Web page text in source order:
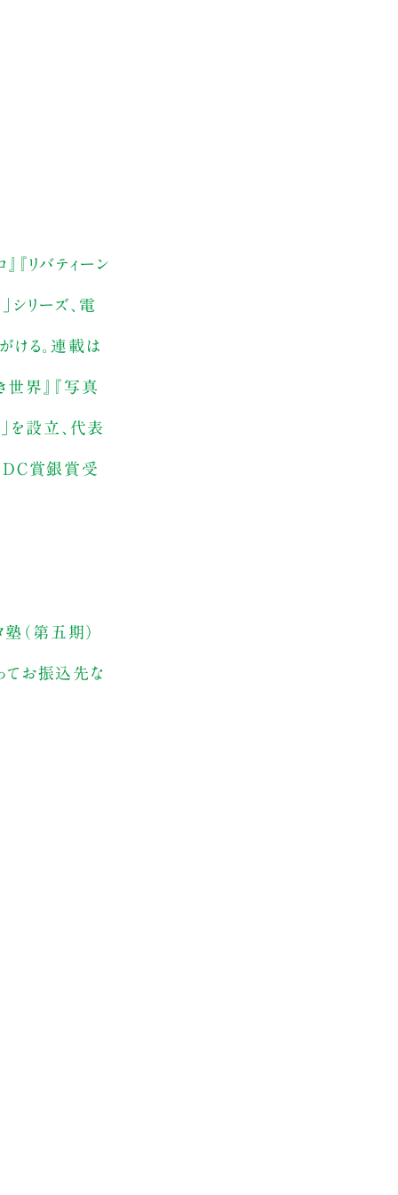
『リバティーン
シリーズ、電
ける。連載は
世界』『写真
を設立、代表
賞銀賞受
（第五期）
てお振込先な